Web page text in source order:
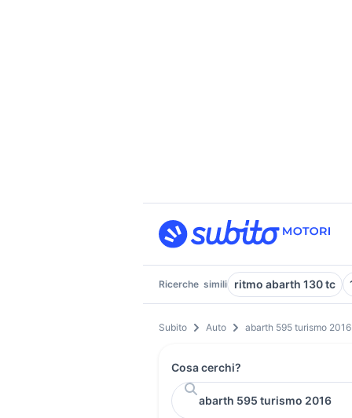
Ricerche simili ritmo abarth 130 tc
Subito Auto abarth 595 turismo 2016
Cosa cerchi?